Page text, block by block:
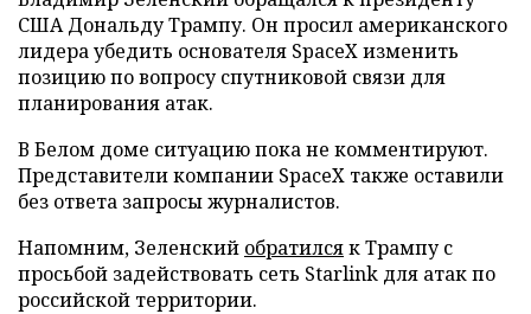
США Дональду Трампу. Он просил американского
лидера убедить основателя SpaceX изменить
позицию по вопросу спутниковой связи для
планирования атак.
В Белом доме ситуацию пока не комментируют.
Представители компании SpaceX также оставили
без ответа запросы журналистов.
Напомним, Зеленский обратилсяк Трампу с
просьбой задействовать сеть Starlink для атак по
российской территории.